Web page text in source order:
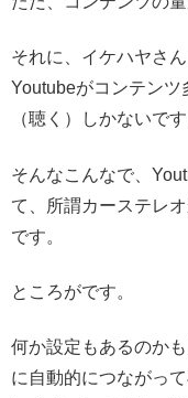
それに、イケハヤさ
Youtubeがコンテンツ
（聴く）しかないです
そんなこんなで、
て、所謂カーステレ
です。
ところがです。
何か設定もあるのか
に自動的につながっ